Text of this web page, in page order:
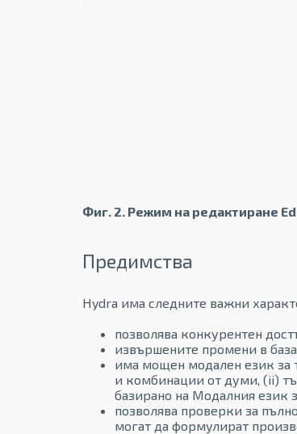
Фиг. 2. Режим на редактиране
Предимства
Hydra има следните важни
позволява конкурентен
извършените промени в
има мощен модален език за
и комбинации от думи, (ii)
базирано на Модалния език
позволява проверки за
могат да формулират